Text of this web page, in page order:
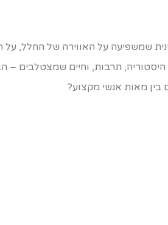
שמשפיעה על האווירה של החלל, על
תרבות, וחיים שמצטלבים –
מאות אנשי מקצוע?